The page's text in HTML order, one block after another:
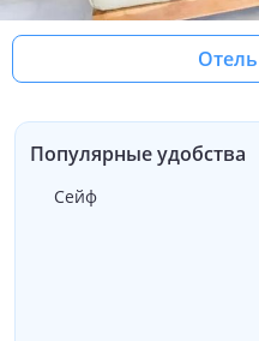
Популярные удобства
Сейф